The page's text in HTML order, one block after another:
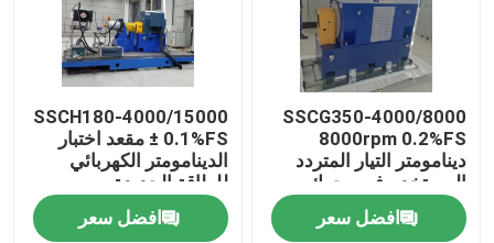
مقعد اختبار علبة التروس
وحدة الحصول على البيانات المحمولة
ربط سريع
محرك كهربائي
SSCG350-4000/8000
8000rpm 0.2%FS
دينامومتر التيار المتردد
المستخدم في محرك
السيارات عالي السرعة
افضل سعر
SSCH180-4000/15000
± 0.1%FS مقعد اختبار
الدينامومتر الكهربائي
للطاقة الجديدة
افضل سعر